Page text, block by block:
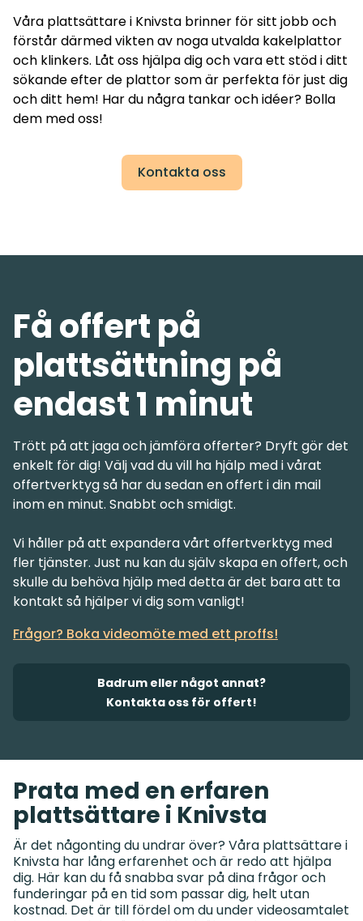
Våra plattsättare i Knivsta brinner för sitt jobb och
förstår därmed vikten av noga utvalda kakelplattor
och klinkers. Låt oss hjälpa dig och vara ett stöd i ditt
sökande efter de plattor som är perfekta för just dig
och ditt hem! Har du några tankar och idéer? Bolla
dem med oss!
Kontakta oss
Badrum eller något annat?
Kontakta oss för offert!
Få offert på
plattsättning på
endast 1 minut
Trött på att jaga och jämföra offerter? Dryft gör det
enkelt för dig! Välj vad du vill ha hjälp med i vårat
offertverktyg så har du sedan en offert i din mail
inom en minut. Snabbt och smidigt.
Vi håller på att expandera vårt offertverktyg med
fler tjänster. Just nu kan du själv skapa en offert, och
skulle du behöva hjälp med detta är det bara att ta
Frågor? Boka videomöte med ett proffs!
Prata med en erfaren
plattsättare i Knivsta
Är det någonting du undrar över? Våra plattsättare i
Knivsta har lång erfarenhet och är redo att hjälpa
dig. Här kan du få snabba svar på dina frågor och
funderingar på en tid som passar dig, helt utan
kostnad. Det är till fördel om du under videosamtalet